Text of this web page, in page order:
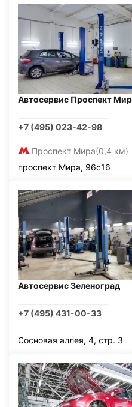
Автосервис Проспект
+7 (495) 023-42-98
Проспект Мира(0,4 км)
проспект Мира, 96с16
Автосервис Зеленоград
+7 (495) 431-00-33
Сосновая аллея, 4, стр. 3